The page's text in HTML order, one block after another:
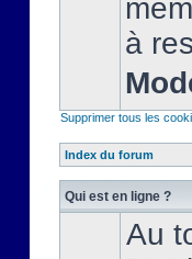
à
Supprimer tous les
Index du forum
Qui est en ligne ?
Au